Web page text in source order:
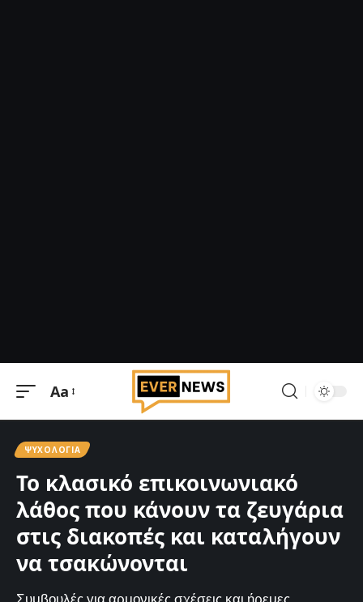
Μεγέθυνση
Aa
ΨΥΧΟΛΟΓΊΑ
Το κλασικό επικοινωνιακό
λάθος που κάνουν τα ζευγάρια
στις διακοπές και καταλήγουν
να τσακώνονται
Συμβουλές για αρμονικές σχέσεις και ήρεμες